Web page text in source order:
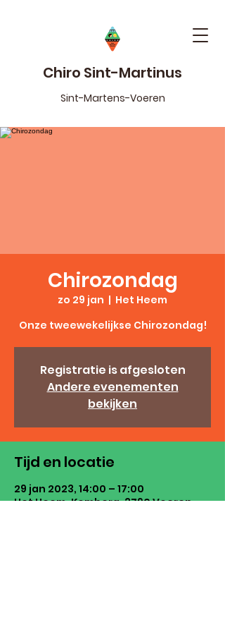
Chiro Sint-Martinus
Sint-Martens-Voeren
Chirozondag
zo 29 jan
  |
Het Heem
Onze tweewekelijkse Chirozondag!
Registratie is afgesloten
Andere evenementen
bekijken
Tijd en locatie
29 jan 2023, 14:00 – 17:00
Het Heem, Komberg, 3790 Voeren,